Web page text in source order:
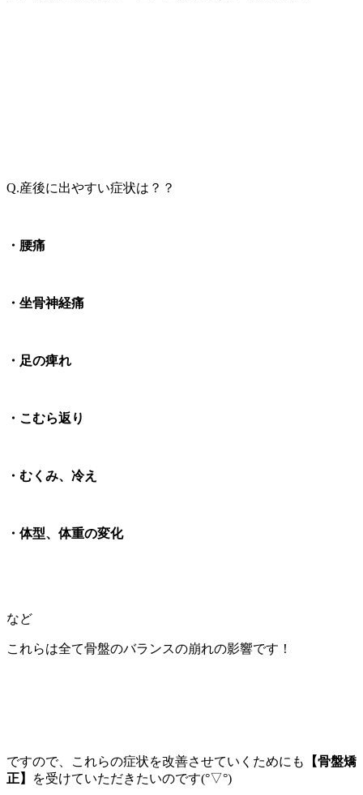
Q.産後に出やすい症状は？？
・腰痛
・坐骨神経痛
・足の痺れ
・こむら返り
・むくみ、冷え
・体型、体重の変化
など
これらは全て骨盤のバランスの崩れの影響です！
ですので、これらの症状を改善させていくためにも
【骨盤矯
正】
を受けていただきたいのです(°▽°)